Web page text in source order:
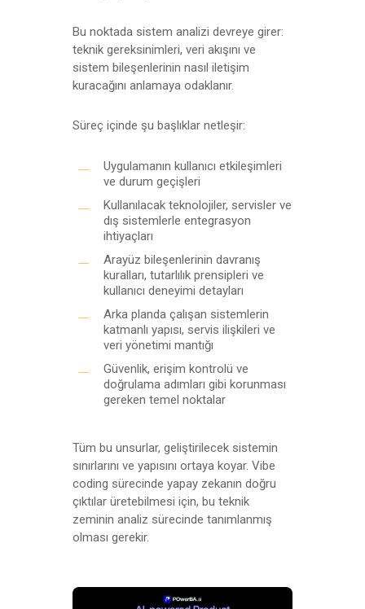
Bu noktada sistem analizi devreye girer:
teknik gereksinimleri, veri akışını ve
sistem bileşenlerinin nasıl iletişim
kuracağını anlamaya odaklanır.
Süreç içinde şu başlıklar netleşir:
Uygulamanın kullanıcı etkileşimleri
ve durum geçişleri
Kullanılacak teknolojiler, servisler ve
dış sistemlerle entegrasyon
ihtiyaçları
Arayüz bileşenlerinin davranış
kuralları, tutarlılık prensipleri ve
kullanıcı deneyimi detayları
Arka planda çalışan sistemlerin
katmanlı yapısı, servis ilişkileri ve
veri yönetimi mantığı
Güvenlik, erişim kontrolü ve
doğrulama adımları gibi korunması
gereken temel noktalar
Tüm bu unsurlar, geliştirilecek sistemin
sınırlarını ve yapısını ortaya koyar. Vibe
coding sürecinde yapay zekanın doğru
çıktılar üretebilmesi için, bu teknik
zeminin analiz sürecinde tanımlanmış
olması gerekir.